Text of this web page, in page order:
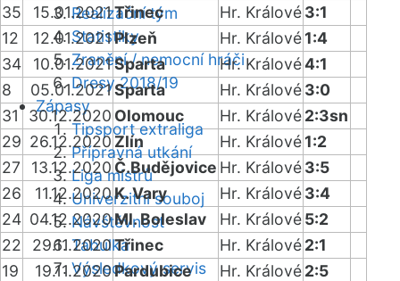
Realizační tým
Statistiky
Zranění / nemocní hráči
Dresy 2018/19
Zápasy
Tipsport extraliga
Přípravná utkání
Liga mistrů
Univerzitní souboj
Návštěvnost
Tabulka
Výsledkový servis
35
15.01.2021Třinec Hr. Králové3:1
12
12.01.2021Plzeň Hr. Králové1:4
34
10.01.2021Sparta Hr. Králové4:1
8
05.01.2021Sparta Hr. Králové3:0
31
30.12.2020 Olomouc Hr. Králové2:3sn
29 26.12.2020 Zlín Hr. Králové1:2
27
13.12.2020 Č.Budějovice Hr. Králové3:5
26
11.12.2020K. Vary Hr. Králové3:4
24 04.12.2020Ml. Boleslav Hr. Králové5:2
22
29.11.2020Třinec Hr. Králové2:1
19
19.11.2020Pardubice Hr. Králové2:5